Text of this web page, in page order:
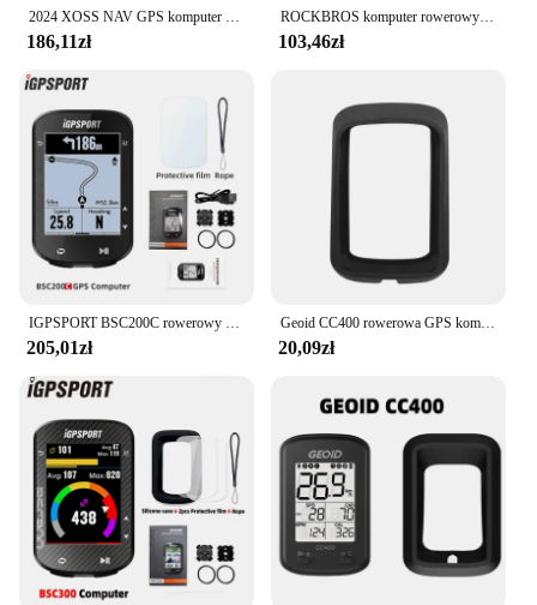
2024 XOSS NAV GPS komputer rowerowy jazda na rowerze rower MTB Road bezprzewodowy prędkościomierz ANT + mapa nawigacja trasy obrotomierz licznik kilometrów
186,11zł
ROCKBROS komputer rowerowy prędkościomierz GPS rower szosowy MTB wodoodporny automatyczny cyfrowy stoper licznik rowerowy licznik rowerowy
103,46zł
IGPSPORT BSC200C rowerowy komputer GPS bezprzewodowy prędkościomierz rower cyfrowy ANT + nawigacja trasy stoper licznik rowerowy
205,01zł
Geoid CC400 rowerowa GPS komputerowa jazda na rowerze inteligentna bezprzewodowa wodoodporna prędkościomierz obsługa Bluetooth Ant Data Mtb Road Bike drogomierz
20,09zł